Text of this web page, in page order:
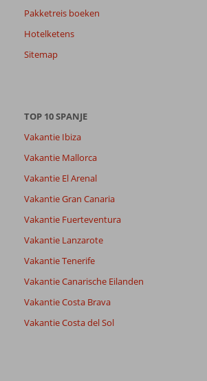
Pakketreis boeken
Hotelketens
Sitemap
TOP 10 SPANJE
Vakantie Ibiza
Vakantie Mallorca
Vakantie El Arenal
Vakantie Gran Canaria
Vakantie Fuerteventura
Vakantie Lanzarote
Vakantie Tenerife
Vakantie Canarische Eilanden
Vakantie Costa Brava
Vakantie Costa del Sol